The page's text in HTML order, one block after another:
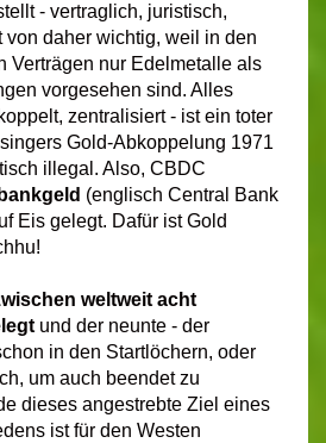
- vertraglich, juristisch,
daher wichtig, weil in den
Verträgen nur Edelmetalle als
vorgesehen sind. Alles
zentralisiert - ist ein toter
Gold-Abkoppelung 1971
illegal. Also, CBDC
(englisch Central Bank
Eis gelegt. Dafür ist Gold
weltweit acht
und der neunte - der
in den Startlöchern, oder
um auch beendet zu
dieses angestrebte Ziel eines
ist für den Westen